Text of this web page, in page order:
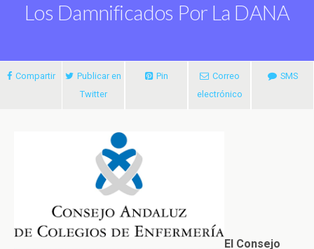
Los Damnificados Por La DANA
Compartir
Publicar en
Twitter
Pin
Correo
electrónico
SMS
El Consejo